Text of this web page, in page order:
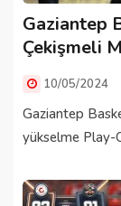
Gaziantep
Çekişmeli
10/05/2024
Gaziantep
yükselme Play-